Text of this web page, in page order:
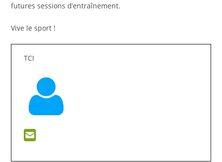
futures sessions d’entraînement.
Vive le sport !
TCI